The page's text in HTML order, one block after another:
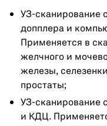
УЗ-сканирование
допплера и
Применяется в
желчного и
железы,
простаты;
УЗ-сканирование
и КДЦ.